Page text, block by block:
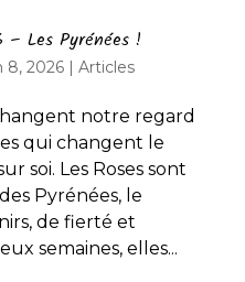
– Les Pyrénées !
8, 2026| Articles
notre regard
qui changent le
soi. Les Roses sont
Pyrénées, le
de fierté et
semaines, elles...